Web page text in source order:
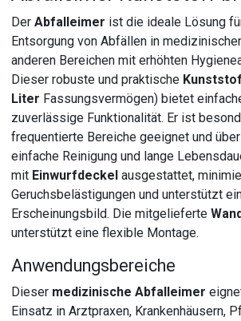
DerAbfalleimer ist die ideale Lösung
Entsorgung von Abfällen in
anderen Bereichen mit erhöhten
Dieser robuste und praktische
Liter Fassungsvermögen) bietet
zuverlässige Funktionalität. Er ist
frequentierte Bereiche geeignet und
einfache Reinigung und lange
mit Einwurfdeckel ausgestattet,
Geruchsbelästigungen und unterstützt
Erscheinungsbild. Die mitgelieferte
unterstützt eine flexible Montage.
Anwendungsbereiche
Dieser medizinische Abfalleimer
Einsatz in Arztpraxen, Krankenhäusern,